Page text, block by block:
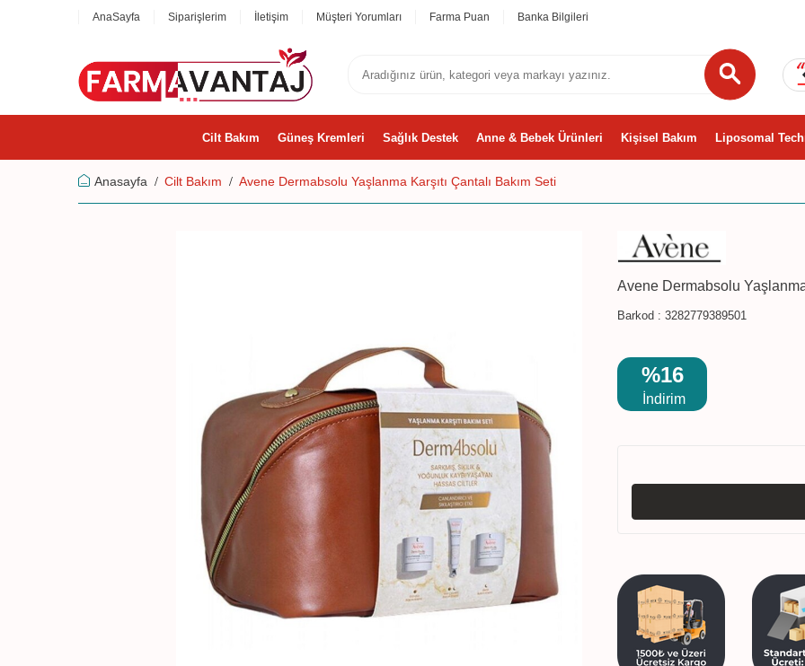
AnaSayfa Siparişlerim İletişim Müşteri Yorumları Farma Puan Banka Bilgileri
Cilt Bakım Güneş Kremleri Sağlık Destek Anne & Bebek Ürünleri Kişisel Bakım Liposomal
Anasayfa Cilt Bakım Avene Dermabsolu Yaşlanma Karşıtı Çantalı Bakım Seti
Avene Dermabsolu Yaşlanma
Barkod : 3282779389501
%16
İndirim